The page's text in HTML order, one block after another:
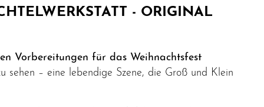
- ORIGINAL
Vorbereitungen für das Weihnachtsfest
– eine lebendige Szene, die Groß und Klein